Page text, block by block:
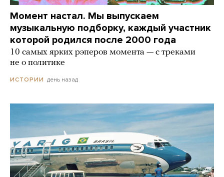
Момент настал. Мы выпускаем
музыкальную подборку, каждый участник
которой родился после 2000 года
10 самых ярких рэперов момента — с треками
не о политике
ИСТОРИИ день назад